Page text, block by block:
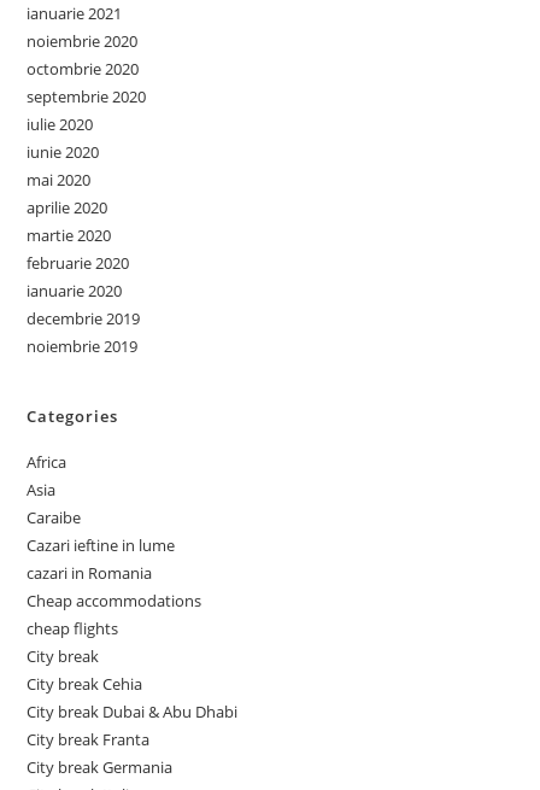
ianuarie 2021
noiembrie 2020
octombrie 2020
septembrie 2020
iulie 2020
iunie 2020
mai 2020
aprilie 2020
martie 2020
februarie 2020
ianuarie 2020
decembrie 2019
noiembrie 2019
Categories
Africa
Asia
Caraibe
Cazari ieftine in lume
cazari in Romania
Cheap accommodations
cheap flights
City break
City break Cehia
City break Dubai & Abu Dhabi
City break Franta
City break Germania